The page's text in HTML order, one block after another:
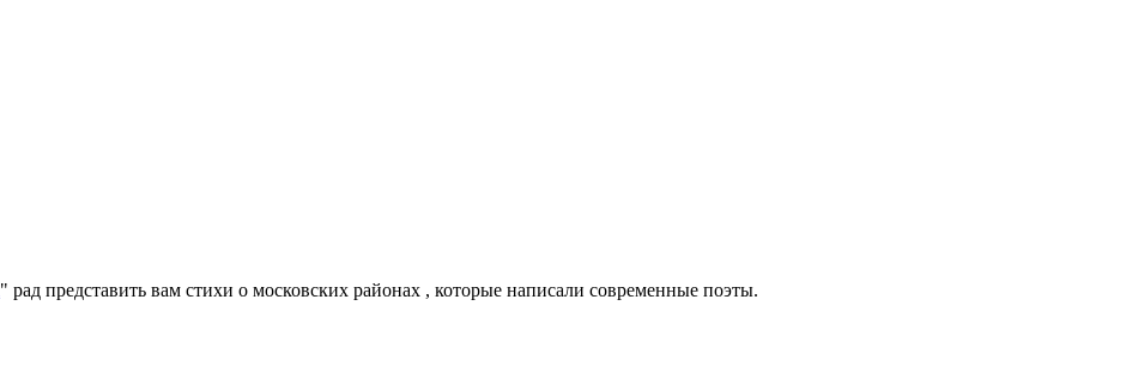
" рад представить вам стихи о московских районах , которые написали современные поэты.